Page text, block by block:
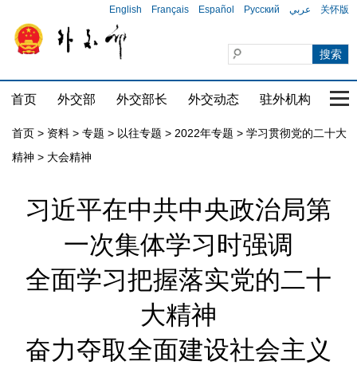
English Français Español Русский عربي 关怀版
首页 外交部 外交部长 外交动态 驻外机构 国
首页 > 资料 > 专题 > 以往专题 > 2022年专题 > 学习贯彻党的二十大
精神 > 大会精神
习近平在中共中央政治局第
一次集体学习时强调
全面学习把握落实党的二十
大精神
奋力夺取全面建设社会主义